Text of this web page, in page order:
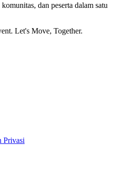
dan peserta dalam satu
Let's Move, Together.
Privasi